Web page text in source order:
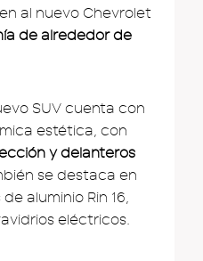
al nuevo Chevrolet
de alrededor de
SUV cuenta con
estética, con
y delanteros
se destaca en
aluminio Rin 16,
eléctricos.